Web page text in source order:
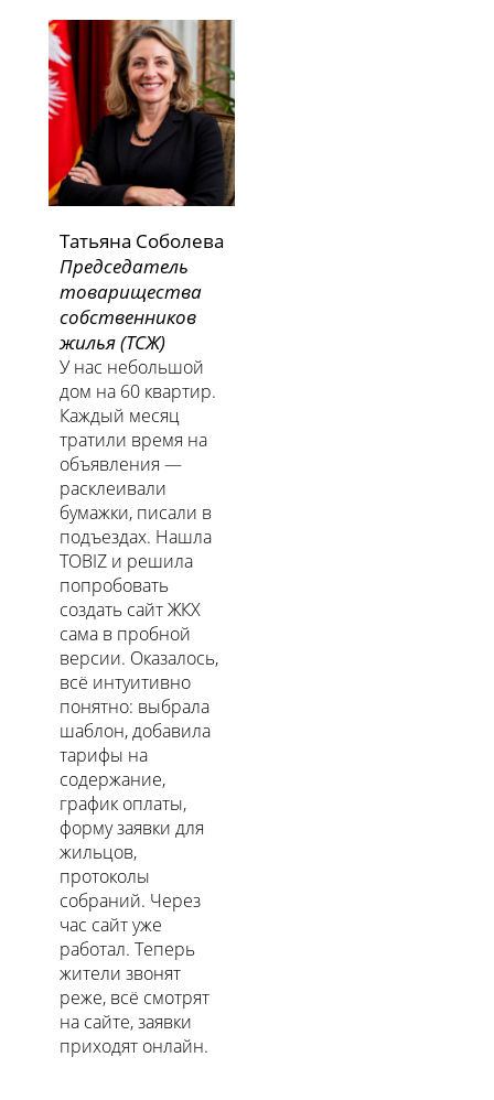
Татьяна Соболева
Председатель
товарищества
собственников
жилья (ТСЖ)
У нас небольшой
дом на 60 квартир.
Каждый месяц
тратили время на
объявления —
расклеивали
бумажки, писали в
подъездах. Нашла
TOBIZ и решила
попробовать
создать сайт ЖКХ
сама в пробной
версии. Оказалось,
всё интуитивно
понятно: выбрала
шаблон, добавила
тарифы на
содержание,
график оплаты,
форму заявки для
жильцов,
протоколы
собраний. Через
час сайт уже
работал. Теперь
жители звонят
реже, всё смотрят
на сайте, заявки
приходят онлайн.